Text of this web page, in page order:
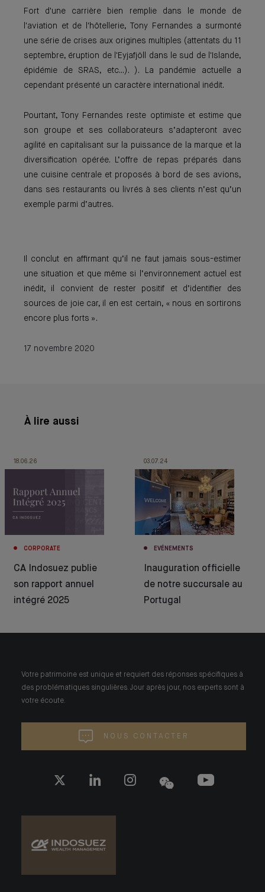
Fort d'une carrière bien remplie dans le monde de
l'aviation et de l'hôtellerie, Tony Fernandes a surmonté
une série de crises aux origines multiples (attentats du 11
septembre, éruption de l'Eyjafjöll dans le sud de l'Islande,
épidémie de SRAS, etc...). ). La pandémie actuelle a
cependant présenté un caractère international inédit.
Pourtant, Tony Fernandes reste optimiste et estime que
son groupe et ses collaborateurs s’adapteront avec
agilité en capitalisant sur la puissance de la marque et la
diversification opérée. L’offre de repas préparés dans
une cuisine centrale et proposés à bord de ses avions,
dans ses restaurants ou livrés à ses clients n’est qu’un
exemple parmi d’autres.
Il conclut en affirmant qu’il ne faut jamais sous-estimer
une situation et que même si l’environnement actuel est
inédit, il convient de rester positif et d’identifier des
sources de joie car, il en est certain, « nous en sortirons
encore plus forts ».
17 novembre 2020
À lire aussi
18.06.26
CORPORATE
CA Indosuez publie
son rapport annuel
intégré 2025
03.07.24
EVÉNEMENTS
Inauguration officielle
de notre succursale au
Portugal
Votre patrimoine est unique et requiert des réponses spécifiques à
des problématiques singulières. Jour après jour, nos experts sont à
votre écoute.
NOUS CONTACTER